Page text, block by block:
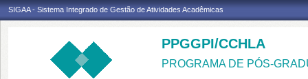
SIGAA - Sistema Integrado de Gestão de Atividades Acadêmicas
PPGGPI/CCHLA
PROGRAMA DE PÓS-